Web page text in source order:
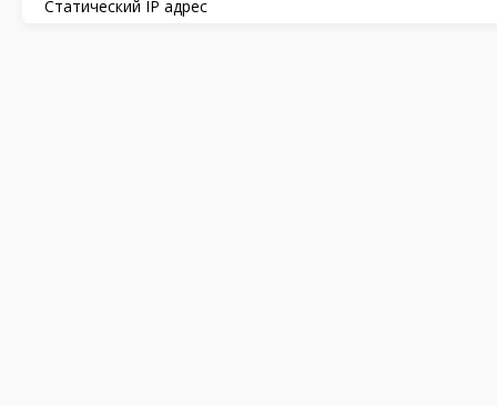
Статический IP адрес